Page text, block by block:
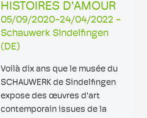
HISTOIRES D'AMOUR
05/09/2020-24/04/2022 -
Schauwerk Sindelfingen
(DE)
Voilà dix ans que le musée du
SCHAUWERK de Sindelfingen
expose des œuvres d'art
contemporain issues de la